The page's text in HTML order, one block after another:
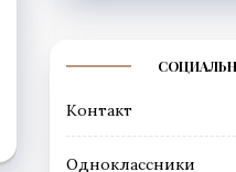
Контакт
Одноклассники